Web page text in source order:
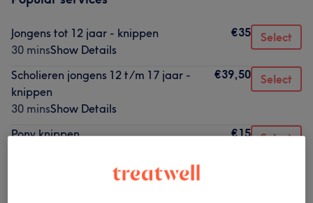
Jongens tot 12 jaar - knippen
30 minsShow Details
€35 Select
Scholieren jongens 12 t/m 17 jaar -
knippen
30 minsShow Details
€39,50 Select
Pony knippen
€15 Select
Meisjes tot 12 jaar - knippen